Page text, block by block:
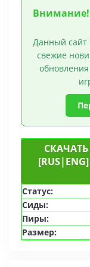
Внимание!
Данный сайт
свежие
СКАЧАТЬ
Статус:
Сиды:
Пиры:
Размер: